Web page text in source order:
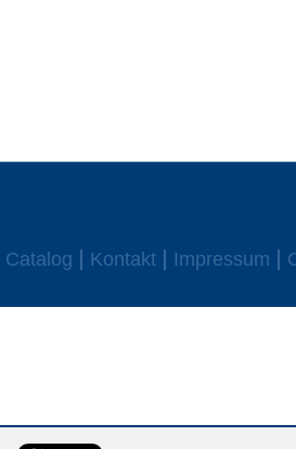
Catalog Kontakt Impressum